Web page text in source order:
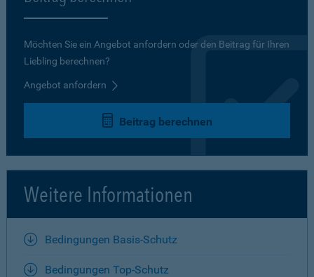
Möchten Sie ein Angebot anfordern oder den Beitrag für Ihren
Liebling berechnen?
Angebot anfordern
Beitrag berechnen
Weitere Informationen
Bedingungen Basis-Schutz
Bedingungen Top-Schutz